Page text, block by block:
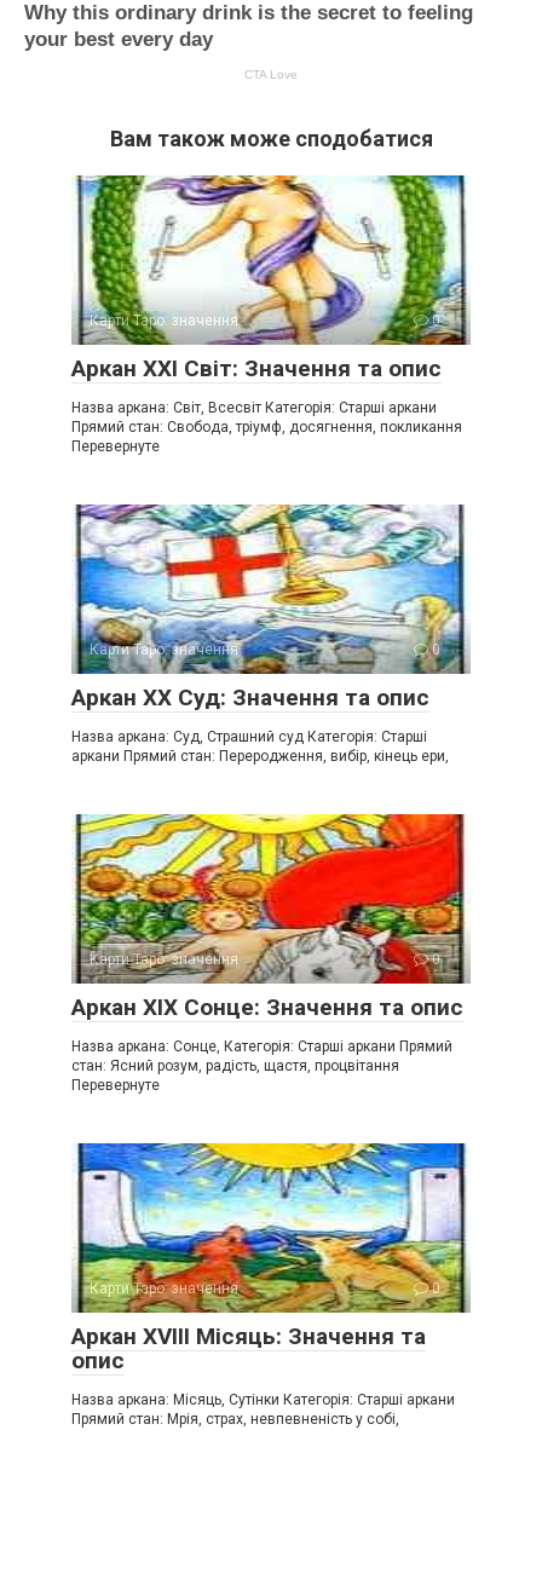
Вам також може сподобатися
Карти Таро: значення 0
Аркан XXI Світ: Значення та опис
Назва аркана: Світ, Всесвіт Категорія: Старші аркани
Прямий стан: Свобода, тріумф, досягнення, покликання
Перевернуте
Карти Таро: значення 0
Аркан XX Суд: Значення та опис
Назва аркана: Суд, Страшний суд Категорія: Старші
аркани Прямий стан: Переродження, вибір, кінець ери,
Карти Таро: значення 0
Аркан XIX Сонце: Значення та опис
Назва аркана: Сонце, Категорія: Старші аркани Прямий
стан: Ясний розум, радість, щастя, процвітання
Перевернуте
Карти Таро: значення 0
Аркан XVIII Місяць: Значення та
опис
Назва аркана: Місяць, Сутінки Категорія: Старші аркани
Прямий стан: Мрія, страх, невпевненість у собі,